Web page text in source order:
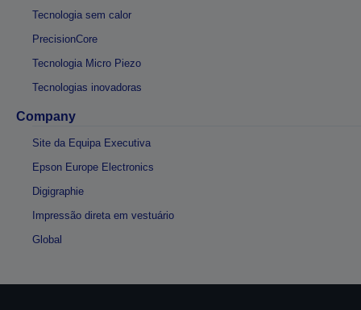
Tecnologia sem calor
PrecisionCore
Tecnologia Micro Piezo
Tecnologias inovadoras
Company
Site da Equipa Executiva
Epson Europe Electronics
Digigraphie
Impressão direta em vestuário
Global